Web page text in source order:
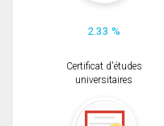
2.33 %
Certificat d'études
universitaires